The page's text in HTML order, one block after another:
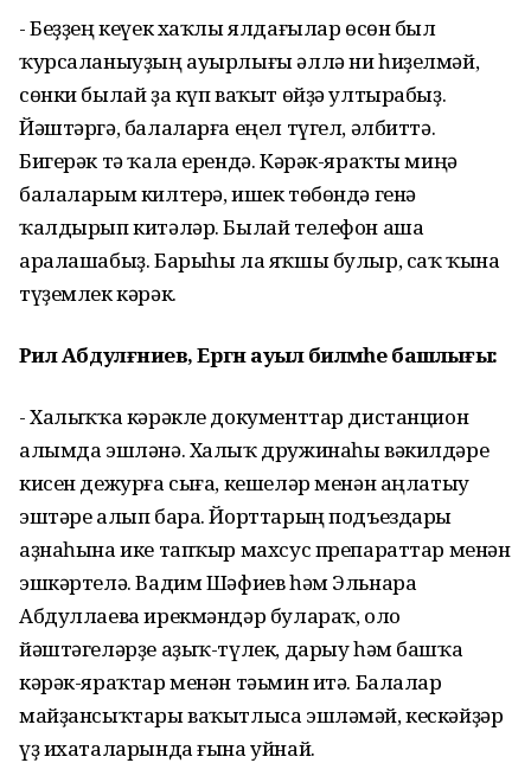
- Беҙҙең кеүек хаҡлы ялдағылар өсөн был
ҡурсаланыуҙың ауырлығы әллә ни һиҙелмәй,
сөнки былай ҙа күп ваҡыт өйҙә ултырабыҙ.
Йәштәргә, балаларға еңел түгел, әлбиттә.
Бигерәк тә ҡала ерендә. Кәрәк-яраҡты миңә
балаларым килтерә, ишек төбөндә генә
ҡалдырып китәләр. Былай телефон аша
аралашабыҙ. Барыһы ла яҡшы булыр, саҡ ҡына
түҙемлек кәрәк.
Рәил Абдулғәниев, Ергән ауыл биләмәһе башлығы:
- Халыҡҡа кәрәкле документтар дистанцион
алымда эшләнә. Халыҡ дружинаһы вәкилдәре
кисен дежурға сыға, кешеләр менән аңлатыу
эштәре алып бара. Йорттарың подъездары
аҙнаһына ике тапҡыр махсус препараттар менән
эшкәртелә. Вадим Шәфиев һәм Эльнара
Абдуллаева ирекмәндәр булараҡ, оло
йәштәгеләрҙе аҙыҡ-түлек, дарыу һәм башҡа
кәрәк-яраҡтар менән тәьмин итә. Балалар
майҙансыҡтары ваҡытлыса эшләмәй, кескәйҙәр
үҙ ихаталарында ғына уйнай.